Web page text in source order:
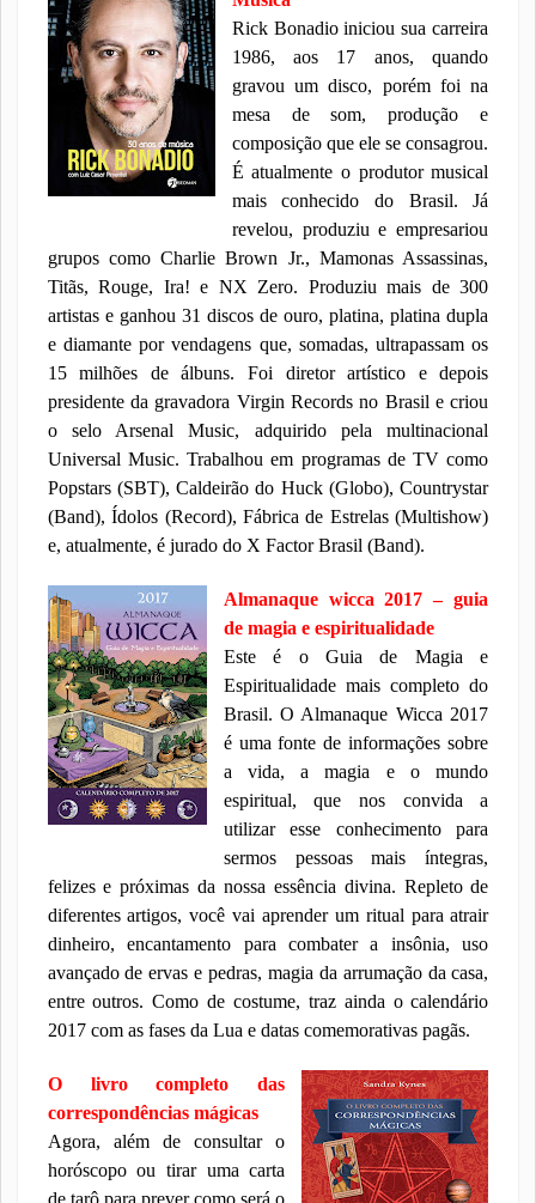
Rick Bonadio iniciou sua carreira
1986, aos 17 anos, quando
gravou um disco, porém foi na
mesa de som, produção e
composição que ele se consagrou.
É atualmente o produtor musical
mais conhecido do Brasil. Já
revelou, produziu e empresariou
grupos como Charlie Brown Jr., Mamonas Assassinas,
Titãs, Rouge, Ira! e NX Zero. Produziu mais de 300
artistas e ganhou 31 discos de ouro, platina, platina dupla
e diamante por vendagens que, somadas, ultrapassam os
15 milhões de álbuns. Foi diretor artístico e depois
presidente da gravadora Virgin Records no Brasil e criou
o selo Arsenal Music, adquirido pela multinacional
Universal Music. Trabalhou em programas de TV como
Popstars (SBT), Caldeirão do Huck (Globo), Countrystar
(Band), Ídolos (Record), Fábrica de Estrelas (Multishow)
e, atualmente, é jurado do X Factor Brasil (Band).
Almanaque wicca 2017 – guia
de magia e espiritualidade
Este é o Guia de Magia e
Espiritualidade mais completo do
Brasil. O Almanaque Wicca 2017
é uma fonte de informações sobre
a vida, a magia e o mundo
espiritual, que nos convida a
utilizar esse conhecimento para
sermos pessoas mais íntegras,
felizes e próximas da nossa essência divina. Repleto de
diferentes artigos, você vai aprender um ritual para atrair
dinheiro, encantamento para combater a insônia, uso
avançado de ervas e pedras, magia da arrumação da casa,
entre outros. Como de costume, traz ainda o calendário
2017 com as fases da Lua e datas comemorativas pagãs.
O livro completo das
correspondências mágicas
Agora, além de consultar o
horóscopo ou tirar uma carta
de tarô para prever como será o